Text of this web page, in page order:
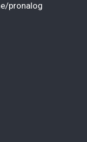
pronalog